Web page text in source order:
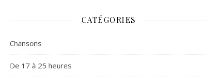
CATÉGORIES
Chansons
De 17 à 25 heures